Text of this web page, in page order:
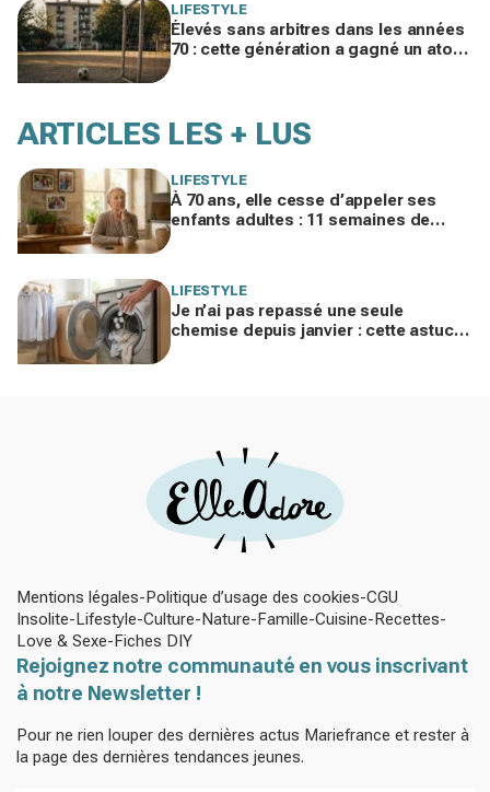
LIFESTYLE
Élevés sans arbitres dans les années
70 : cette génération a gagné un atout
ARTICLES LES + LUS
LIFESTYLE
À 70 ans, elle cesse d’appeler ses
enfants adultes : 11 semaines de
LIFESTYLE
Je n’ai pas repassé une seule
chemise depuis janvier : cette astuce
Mentions légales Politique d’usage des cookies CGU
Insolite Lifestyle Culture Nature Famille Cuisine Recettes
Love & Sexe Fiches DIY
Rejoignez notre communauté en vous inscrivant
à notre Newsletter !
Pour ne rien louper des dernières actus Mariefrance et rester à
la page des dernières tendances jeunes.